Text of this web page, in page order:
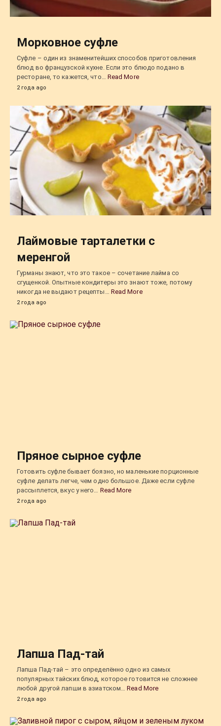
Морковное суфле
Суфле – один из знаменитейших способов приготовления
блюд во французской кухне. Если это блюдо подано в
ресторане, то кажется, что… Read More
2 года ago
Лаймовые тарталетки с
меренгой
Гурманы знают, что это такое – сочетание лайма со
сгущенкой. Опытные кондитеры это знают тоже, потому
никогда не выдают рецепты… Read More
2 года ago
Пряное сырное суфле
Готовить суфле бывает боязно, но маленькие порционные
суфле делать легче, чем одно большое. Даже если суфле
рассыплется, вкус у него… Read More
2 года ago
Лапша Пад-тай
Лапша Пад-тай – это определённо одно из самых
популярных тайских блюд, которое готовится не сложнее
любой другой лапши в азиатском…Read More
2 года ago